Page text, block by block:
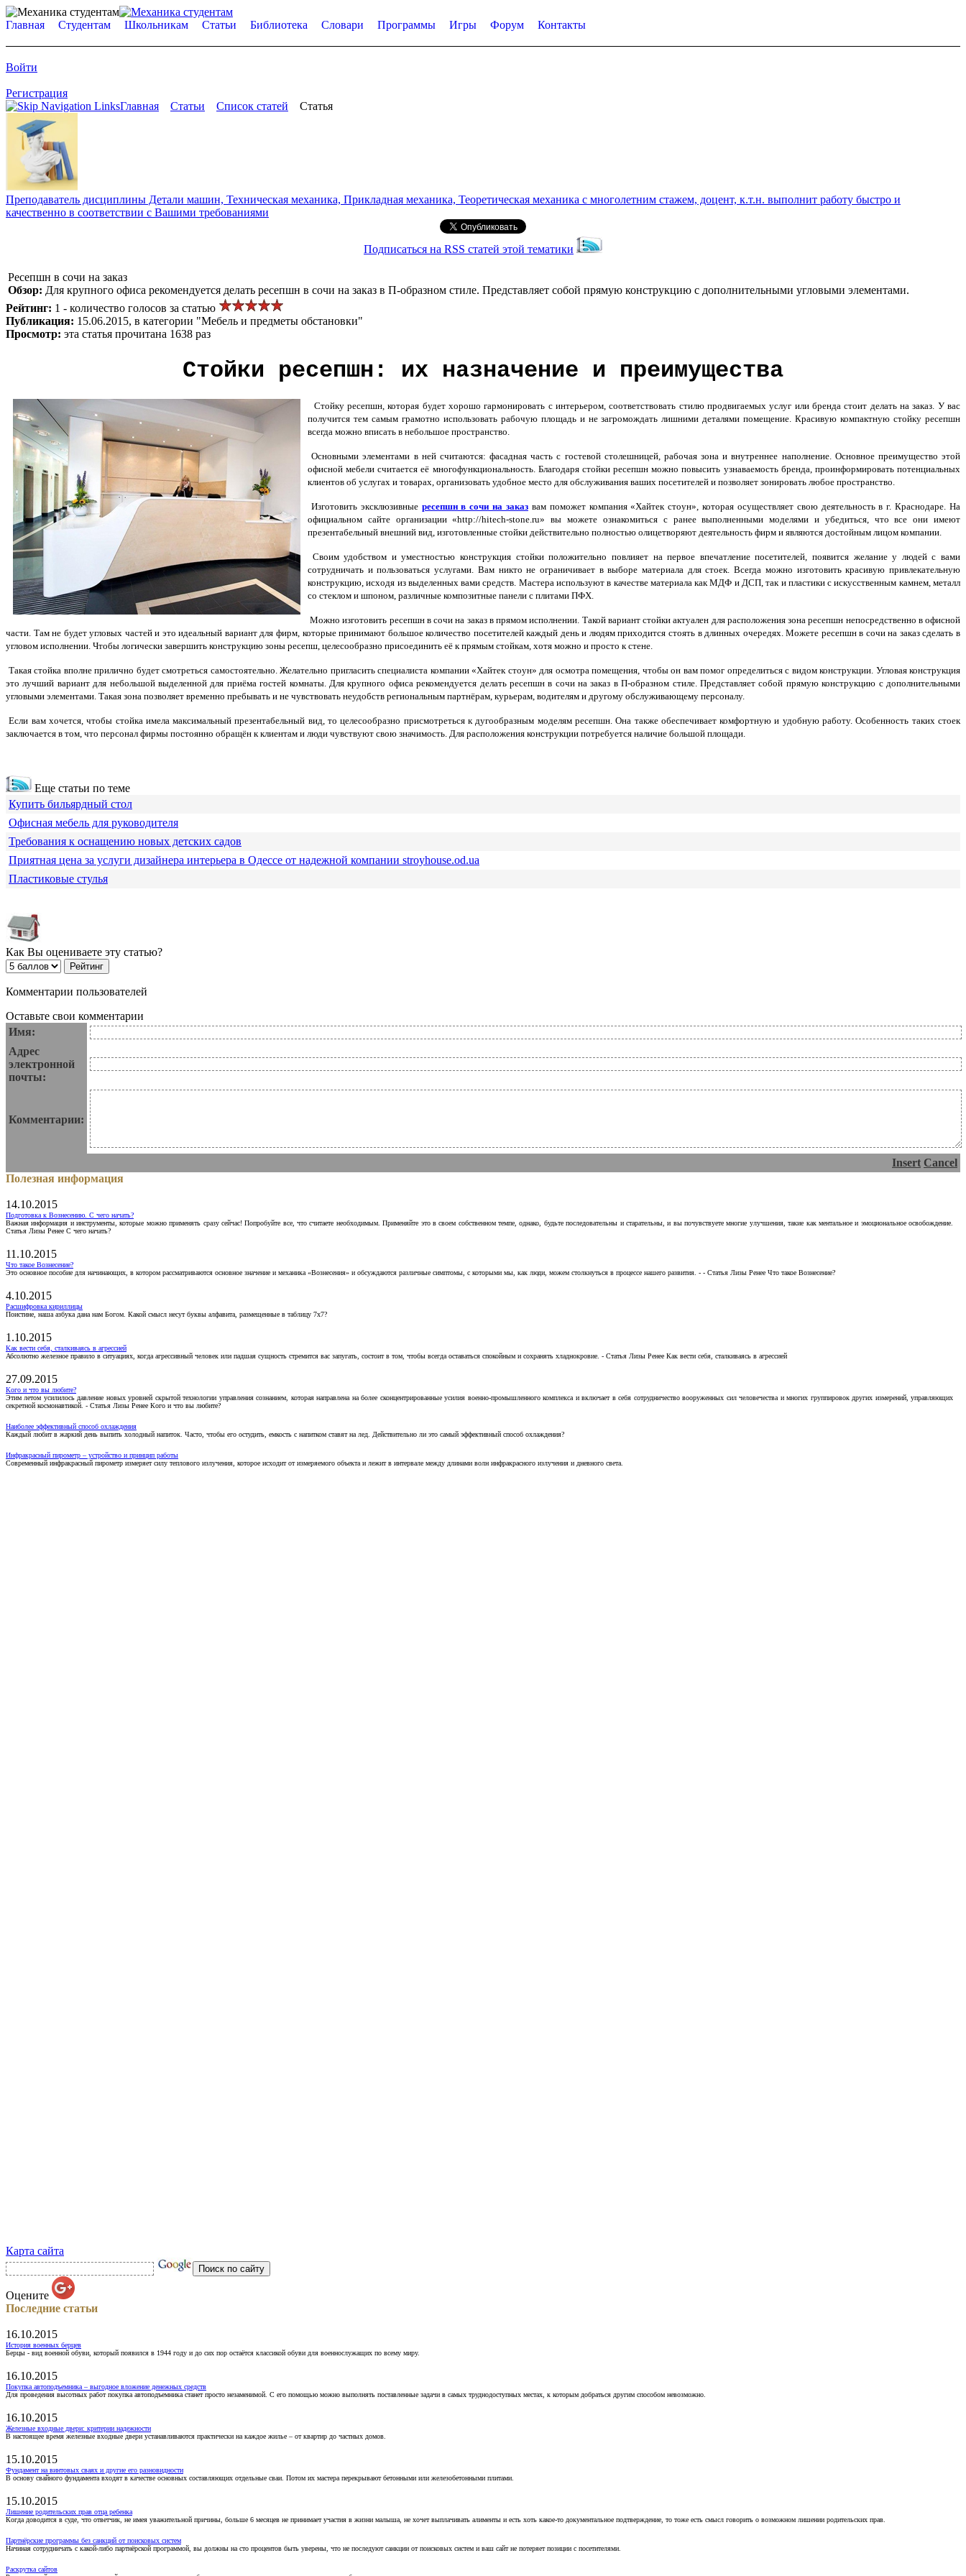
Главная Студентам Школьникам Статьи Библиотека Словари Программы Игры Форум Контакты
Войти
Регистрация
Главная
Статьи Список статей Статья
Преподаватель дисциплины Детали машин, Техническая механика, Прикладная механика, Теоретическая механика с многолетним стажем, доцент, к.т.н. выполнит работу быстро и
качественно в соответствии с Вашими требованиями
Подписаться на RSS статей этой тематики
Ресепшн в сочи на заказ
Обзор: Для крупного офиса рекомендуется делать ресепшн в сочи на заказ в П-образном стиле. Представляет собой прямую конструкцию с дополнительными угловыми элементами.
Рейтинг: 1 - количество голосов за статью
Публикация: 15.06.2015, в категории "Мебель и предметы обстановки"
Просмотр: эта статья прочитана 1638 раз
Стойки ресепшн: их назначение и преимущества
Стойку ресепшн, которая будет хорошо гармонировать с интерьером, соответствовать стилю продвигаемых услуг или бренда стоит делать на заказ. У вас
получится тем самым грамотно использовать рабочую площадь и не загромождать лишними деталями помещение. Красивую компактную стойку ресепшн
всегда можно вписать в небольшое пространство.
Основными элементами в ней считаются: фасадная часть с гостевой столешницей, рабочая зона и внутреннее наполнение. Основное преимущество этой
офисной мебели считается её многофункциональность. Благодаря стойки ресепшн можно повысить узнаваемость бренда, проинформировать потенциальных
клиентов об услугах и товарах, организовать удобное место для обслуживания ваших посетителей и позволяет зонировать любое пространство.
Изготовить эксклюзивные ресепшн в сочи на заказвам поможет компания «Хайтек стоун», которая осуществляет свою деятельность в г. Краснодаре. На
официальном сайте организации «http://hitech-stone.ru» вы можете ознакомиться с ранее выполненными моделями и убедиться, что все они имеют
презентабельный внешний вид, изготовленные стойки действительно полностью олицетворяют деятельность фирм и являются достойным лицом компании.
Своим удобством и уместностью конструкция стойки положительно повлияет на первое впечатление посетителей, появится желание у людей с вами
сотрудничать и пользоваться услугами. Вам никто не ограничивает в выборе материала для стоек. Всегда можно изготовить красивую привлекательную
конструкцию, исходя из выделенных вами средств. Мастера используют в качестве материала как МДФ и ДСП, так и пластики с искусственным камнем, металл
со стеклом и шпоном, различные композитные панели с плитами ПФХ.
Можно изготовить ресепшн в сочи на заказ в прямом исполнении. Такой вариант стойки актуален для расположения зона ресепшн непосредственно в офисной
части. Там не будет угловых частей и это идеальный вариант для фирм, которые принимают большое количество посетителей каждый день и людям приходится стоять в длинных очередях. Можете ресепшн в сочи на заказ сделать в
угловом исполнении. Чтобы логически завершить конструкцию зоны ресепш, целесообразно присоединить её к прямым стойкам, хотя можно и просто к стене.
Такая стойка вполне прилично будет смотреться самостоятельно. Желательно пригласить специалиста компании «Хайтек стоун» для осмотра помещения, чтобы он вам помог определиться с видом конструкции. Угловая конструкция
это лучший вариант для небольшой выделенной для приёма гостей комнаты. Для крупного офиса рекомендуется делать ресепшн в сочи на заказ в П-образном стиле. Представляет собой прямую конструкцию с дополнительными
угловыми элементами. Такая зона позволяет временно пребывать и не чувствовать неудобств региональным партнёрам, курьерам, водителям и другому обслуживающему персоналу.
Если вам хочется, чтобы стойка имела максимальный презентабельный вид, то целесообразно присмотреться к дугообразным моделям ресепшн. Она также обеспечивает комфортную и удобную работу. Особенность таких стоек
заключается в том, что персонал фирмы постоянно обращён к клиентам и люди чувствуют свою значимость. Для расположения конструкции потребуется наличие большой площади.
Еще статьи по теме
Купить бильярдный стол
Офисная мебель для руководителя
Требования к оснащению новых детских садов
Приятная цена за услуги дизайнера интерьера в Одессе от надежной компании stroyhouse.od.ua
Пластиковые стулья
Как Вы оцениваете эту статью?
Комментарии пользователей
Оставьте свои комментарии
Имя:
Адрес
электронной
почты:
Комментарии:
Insert Cancel
Полезная информация
14.10.2015
Подготовка к Вознесению. С чего начать?
Важная информация и инструменты, которые можно применять сразу сейчас! Попробуйте все, что считаете необходимым. Применяйте это в своем собственном темпе, однако, будьте последовательны и старательны, и вы почувствуете многие улучшения, такие как ментальное и эмоциональное освобождение.
Статья Лизы Ренее С чего начать?
11.10.2015
Что такое Вознесение?
Это основное пособие для начинающих, в котором рассматриваются основное значение и механика «Вознесения» и обсуждаются различные симптомы, с которыми мы, как люди, можем столкнуться в процессе нашего развития. - - Статья Лизы Ренее Что такое Вознесение?
4.10.2015
Расшифровка кириллицы
Поистине, наша азбука дана нам Богом. Какой смысл несут буквы алфавита, размещенные в таблицу 7х7?
1.10.2015
Как вести себя, сталкиваясь в агрессией
Абсолютно железное правило в ситуациях, когда агрессивный человек или падшая сущность стремится вас запугать, состоит в том, чтобы всегда оставаться спокойным и сохранять хладнокровие. - Статья Лизы Ренее Как вести себя, сталкиваясь в агрессией
27.09.2015
Кого и что вы любите?
Этим летом усилилось давление новых уровней скрытой технологии управления сознанием, которая направлена на более сконцентрированные усилия военно-промышленного комплекса и включает в себя сотрудничество вооруженных сил человечества и многих группировок других измерений, управляющих
секретной космонавтикой. - Статья Лизы Ренее Кого и что вы любите?
Наиболее эффективный способ охлаждения
Каждый любит в жаркий день выпить холодный напиток. Часто, чтобы его остудить, емкость с напитком ставят на лед. Действительно ли это самый эффективный способ охлаждения?
Инфракрасный пирометр – устройство и принцип работы
Современный инфракрасный пирометр измеряет силу теплового излучения, которое исходит от измеряемого объекта и лежит в интервале между длинами волн инфракрасного излучения и дневного света.
Карта сайта
Оцените
Последние статьи
16.10.2015
История военных берцев
Берцы - вид военной обуви, который появился в 1944 году и до сих пор остаётся классикой обуви для военнослужащих по всему миру.
16.10.2015
Покупка автоподъемника – выгодное вложение денежных средств
Для проведения высотных работ покупка автоподъемника станет просто незаменимой. С его помощью можно выполнять поставленные задачи в самых труднодоступных местах, к которым добраться другим способом невозможно.
16.10.2015
Железные входные двери: критерии надежности
В настоящее время железные входные двери устанавливаются практически на каждое жилье – от квартир до частных домов.
15.10.2015
Фундамент на винтовых сваях и другие его разновидности
В основу свайного фундамента входят в качестве основных составляющих отдельные сваи. Потом их мастера перекрывают бетонными или железобетонными плитами.
15.10.2015
Лишение родительских прав отца ребенка
Когда доводится в суде, что ответчик, не имея уважительной причины, больше 6 месяцев не принимает участия в жизни малыша, не хочет выплачивать алименты и есть хоть какое-то документальное подтверждение, то тоже есть смысл говорить о возможном лишении родительских прав.
Партнёрские программы без санкций от поисковых систем
Начиная сотрудничать с какой-либо партнёрской программой, вы должны на сто процентов быть уверены, что не последуют санкции от поисковых систем и ваш сайт не потеряет позиции с посетителями.
Раскрутка сайтов